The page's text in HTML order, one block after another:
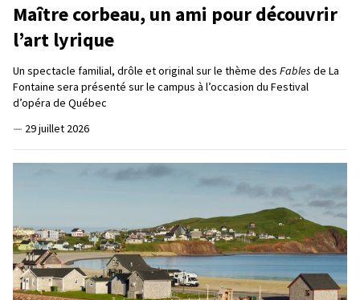
Maître corbeau, un ami pour découvrir
l’art lyrique
Un spectacle familial, drôle et original sur le thème des Fables de La
Fontaine sera présenté sur le campus à l’occasion du Festival
d’opéra de Québec
— 29 juillet 2026